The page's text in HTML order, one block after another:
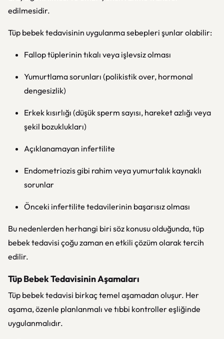
edilmesidir.
Tüp bebek tedavisinin uygulanma sebepleri şunlar olabilir:
Fallop tüplerinin tıkalı veya işlevsiz olması
Yumurtlama sorunları (polikistik over, hormonal
dengesizlik)
Erkek kısırlığı (düşük sperm sayısı, hareket azlığı veya
şekil bozuklukları)
Açıklanamayan infertilite
Endometriozis gibi rahim veya yumurtalık kaynaklı
sorunlar
Önceki infertilite tedavilerinin başarısız olması
Bu nedenlerden herhangi biri söz konusu olduğunda, tüp
bebek tedavisi çoğu zaman en etkili çözüm olarak tercih
edilir.
Tüp Bebek Tedavisinin Aşamaları
Tüp bebek tedavisi birkaç temel aşamadan oluşur. Her
aşama, özenle planlanmalı ve tıbbi kontroller eşliğinde
uygulanmalıdır.